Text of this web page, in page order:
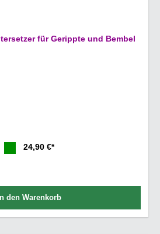
Filzuntersetzer für Gerippte und Bembel
24,90 €*
In den Warenkorb